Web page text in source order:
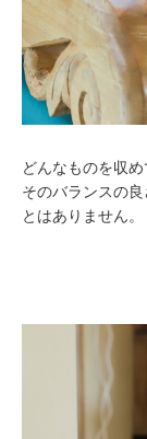
どんなものを収め
そのバランスの
とはありません。